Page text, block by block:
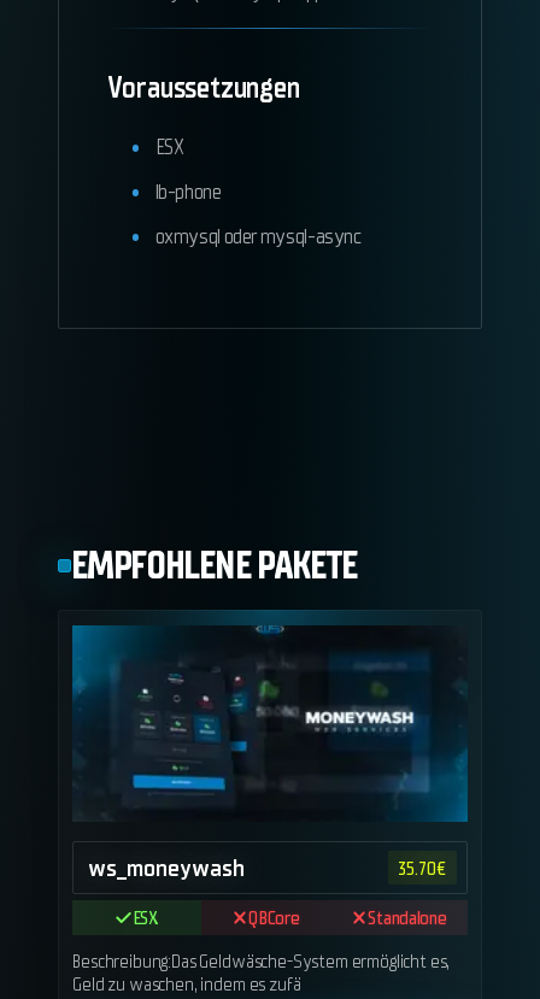
Voraussetzungen
ESX
lb-phone
oxmysql oder mysql-async
EMPFOHLENE PAKETE
ws_moneywash 35.70€
ESX QBCore
Standalone
Beschreibung:Das Geldwäsche-System ermöglicht es,
Geld zu waschen, indem es zufä